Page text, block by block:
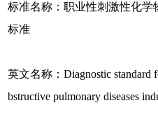
标准名称：职业性刺激性化
标准
英文名称：Diagnostic standard
bstructive pulmonary diseases